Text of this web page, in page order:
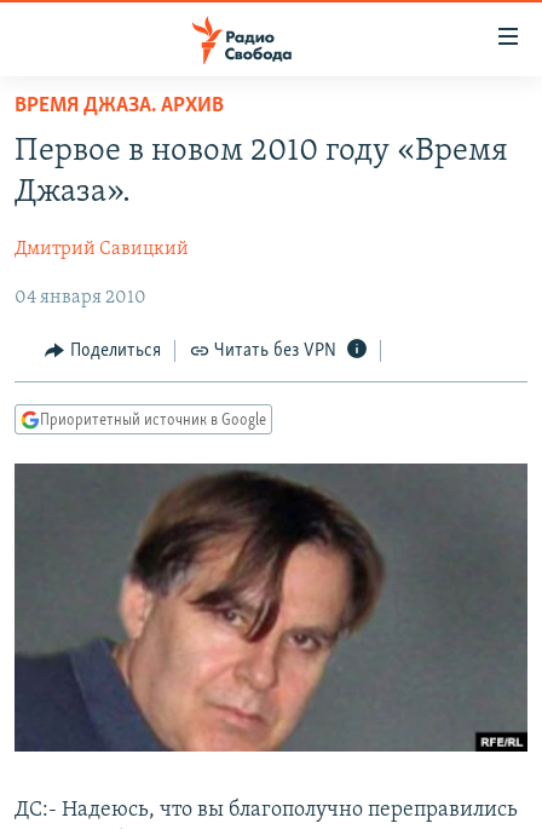
упрощенного
доступа
Вернуться
основному
Вернутся
главной
навигации
Вернутся
ПОДКАСТЫ
ЦИТАТЫ СВОБОДЫ
МНЕНИЯ
КУЛЬТУРА
IDEL.РЕАЛИИ
КАВКАЗ.РЕАЛИИ
СИБИРЬ.РЕАЛИИ
РАСПИСАНИЕ ВЕЩАНИЯ
ПОДПИШИТЕСЬ НА РАССЫЛКУ
СОЦИАЛЬНЫЕ СЕТИ
ВРЕМЯ ДЖАЗА. АРХИВ
Первое в новом 2010 году «Время
Джаза».
Дмитрий Савицкий
04 января 2010
Поделиться Читать без VPN
Приоритетный источник в Google
ДС:- Надеюсь, что вы благополучно переправились